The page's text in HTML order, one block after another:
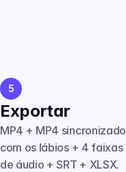
5
Exportar
MP4 + MP4 sincronizado
com os lábios + 4 faixas
de áudio + SRT + XLSX.